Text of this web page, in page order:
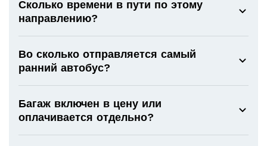
Сколько времени в пути по этому
направлению?
Во сколько отправляется самый
ранний автобус?
Багаж включен в цену или
оплачивается отдельно?